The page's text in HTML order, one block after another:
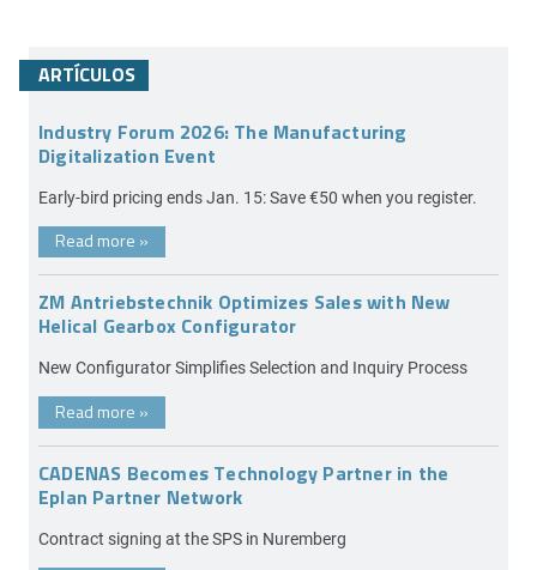
ARTÍCULOS
Industry Forum 2026: The Manufacturing
Digitalization Event
Early-bird pricing ends Jan. 15: Save €50 when you register.
Read more »
ZM Antriebstechnik Optimizes Sales with New
Helical Gearbox Configurator
New Configurator Simplifies Selection and Inquiry Process
Read more »
CADENAS Becomes Technology Partner in the
Eplan Partner Network
Contract signing at the SPS in Nuremberg